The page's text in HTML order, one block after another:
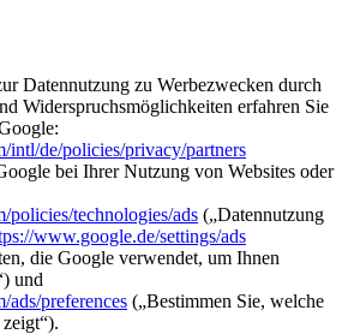
Datennutzung zu Werbezwecken durch
Widerspruchsmöglichkeiten erfahren Sie
intl/de/policies/privacy/partners
bei Ihrer Nutzung von Websites oder
technologies/ads („Datennutzung
www.google.de/settings/ads
die Google verwendet, um Ihnen
und
preferences („Bestimmen Sie, welche